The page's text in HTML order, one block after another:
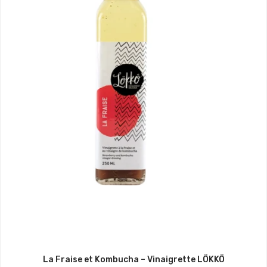
La Fraise et Kombucha – Vinaigrette LÖKKÖ